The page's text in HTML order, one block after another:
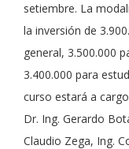
setiembre. La
la inversión de
general, 3.500.000
3.400.000 para
curso estará a
Dr. Ing. Gerardo
Claudio Zega, Ing.